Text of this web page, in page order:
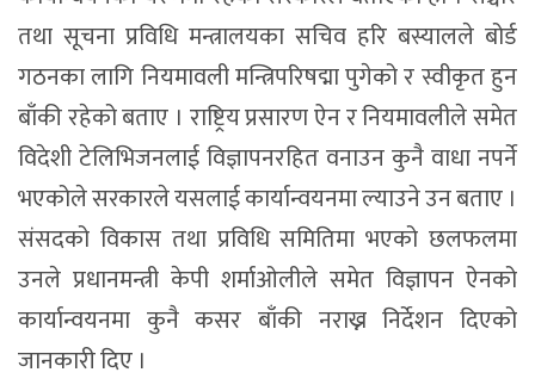
तथा सूचना प्रविधि मन्त्रालयका सचिव हरि बस्यालले बोर्ड
गठनका लागि नियमावली मन्त्रिपरिषद्मा पुगेको र स्वीकृत हुन
बाँकी रहेको बताए । राष्ट्रिय प्रसारण ऐन र नियमावलीले समेत
विदेशी टेलिभिजनलाई विज्ञापनरहित वनाउन कुनै वाधा नपर्ने
भएकोले सरकारले यसलाई कार्यान्वयनमा ल्याउने उन बताए ।
संसदको विकास तथा प्रविधि समितिमा भएको छलफलमा
उनले प्रधानमन्त्री केपी शर्माओलीले समेत विज्ञापन ऐनको
कार्यान्वयनमा कुनै कसर बाँकी नराख्न निर्देशन दिएको
जानकारी दिए ।